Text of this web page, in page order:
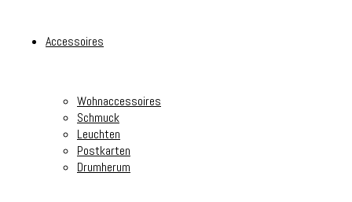
Accessoires
Wohnaccessoires
Schmuck
Leuchten
Postkarten
Drumherum